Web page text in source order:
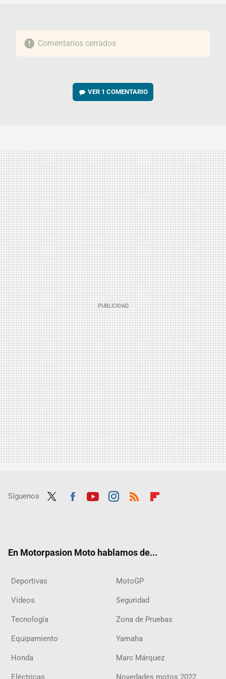
Comentarios cerrados
VER 1 COMENTARIO
Síguenos
En Motorpasion Moto hablamos de...
Deportivas MotoGP
Vídeos Seguridad
Tecnología Zona de Pruebas
Equipamiento Yamaha
Honda Marc Márquez
Eléctricas Novedades motos 2022